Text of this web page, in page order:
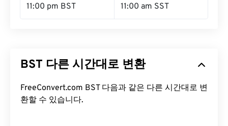
11:00 pm BST 11:00 am SST
BST 다른 시간대로 변환
FreeConvert.com BST 다음과 같은 다른 시간대로 변
환할 수 있습니다.